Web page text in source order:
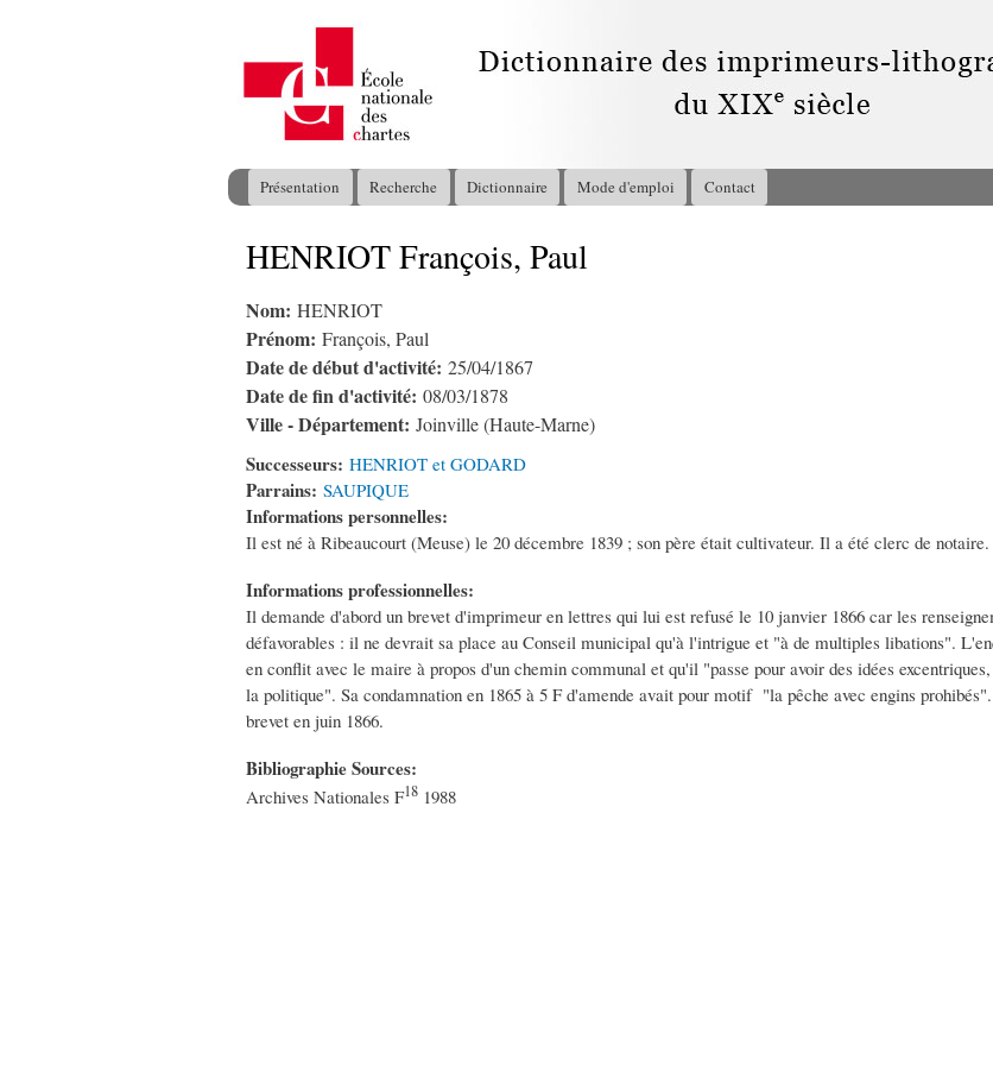
principal
Menu principal
Présentation Recherche Dictionnaire Mode d'emploi Contact
Vous êtes ici
HENRIOT François, Paul
Nom: HENRIOT
Prénom: François, Paul
Date de début d'activité: 25/04/1867
Date de fin d'activité: 08/03/1878
Ville - Département: Joinville (Haute-Marne)
Successeurs: HENRIOT et GODARD
Parrains: SAUPIQUE
Informations personnelles:
Il est né à Ribeaucourt (Meuse) le 20 décembre 1839 ; son père était cultivateur. Il a été clerc de notaire.
Informations professionnelles:
Il demande d'abord un brevet d'imprimeur en lettres qui lui est refusé le 10 janvier 1866 car les
défavorables : il ne devrait sa place au Conseil municipal qu'à l'intrigue et "à de multiples libations".
en conflit avec le maire à propos d'un chemin communal et qu'il "passe pour avoir des idées
la politique". Sa condamnation en 1865 à 5 F d'amende avait pour motif "la pêche avec engins
brevet en juin 1866.
Bibliographie Sources:
Archives Nationales F18 1988